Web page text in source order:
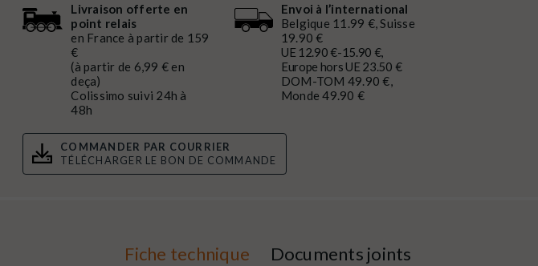
Livraison offerte en
point relais
en France à partir de 159
€
(à partir de 6,99 € en
deça)
Colissimo suivi 24h à
48h
Envoi à l’international
Belgique 11.99 €, Suisse
19.90 €
UE 12.90 €-15.90 €,
Europe hors UE 23.50 €
DOM-TOM 49.90 €,
Monde 49.90 €
COMMANDER PAR COURRIER
TÉLÉCHARGER LE BON DE COMMANDE
Fiche technique Documents joints